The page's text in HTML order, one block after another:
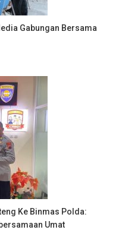
Gabungan Bersama
Ke Binmas Polda:
Umat